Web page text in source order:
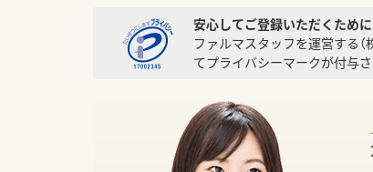
安心してご登録いただくために
ファルマスタッフを運営する
てプライバシーマークが付与さ